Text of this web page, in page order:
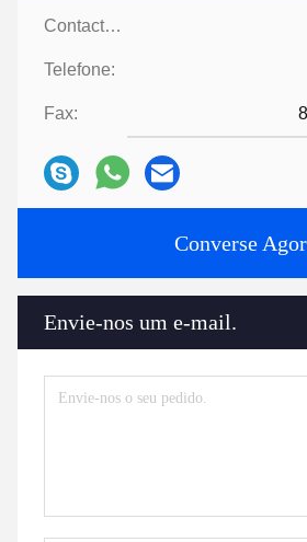
Contactos:
Telefone:
Fax:
Converse
Envie-nos um e-mail.